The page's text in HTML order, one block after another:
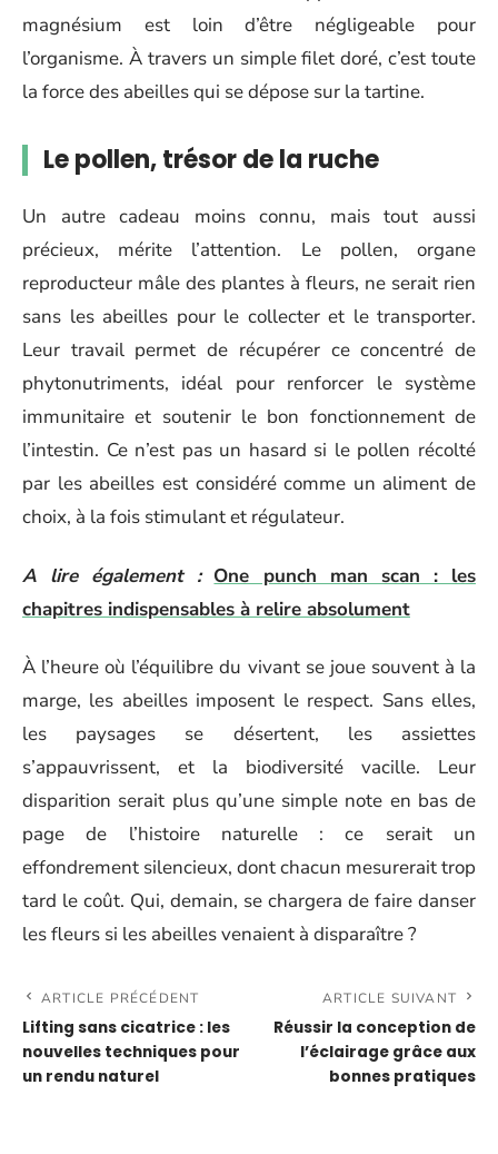
magnésium est loin d’être négligeable pour
l’organisme. À travers un simple filet doré, c’est toute
la force des abeilles qui se dépose sur la tartine.
Le pollen, trésor de la ruche
Un autre cadeau moins connu, mais tout aussi
précieux, mérite l’attention. Le pollen, organe
reproducteur mâle des plantes à fleurs, ne serait rien
sans les abeilles pour le collecter et le transporter.
Leur travail permet de récupérer ce concentré de
phytonutriments, idéal pour renforcer le système
immunitaire et soutenir le bon fonctionnement de
l’intestin. Ce n’est pas un hasard si le pollen récolté
par les abeilles est considéré comme un aliment de
choix, à la fois stimulant et régulateur.
A lire également : One punch man scan : les
chapitres indispensables à relire absolument
À l’heure où l’équilibre du vivant se joue souvent à la
marge, les abeilles imposent le respect. Sans elles,
les paysages se désertent, les assiettes
s’appauvrissent, et la biodiversité vacille. Leur
disparition serait plus qu’une simple note en bas de
page de l’histoire naturelle : ce serait un
effondrement silencieux, dont chacun mesurerait trop
tard le coût. Qui, demain, se chargera de faire danser
les fleurs si les abeilles venaient à disparaître ?
ARTICLE PRÉCÉDENT
Lifting sans cicatrice : les
nouvelles techniques pour
un rendu naturel
ARTICLE SUIVANT
Réussir la conception de
l’éclairage grâce aux
bonnes pratiques